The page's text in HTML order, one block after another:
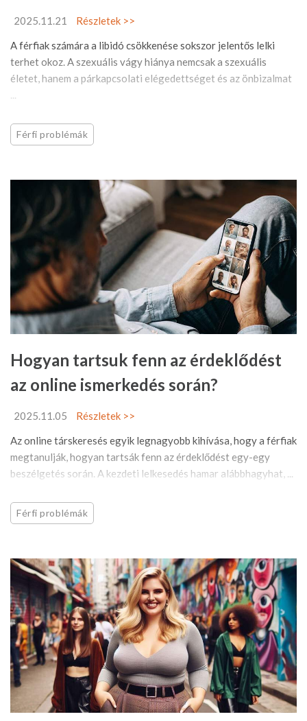
2025.11.21
Részletek >>
A férfiak számára a libidó csökkenése sokszor jelentős lelki
terhet okoz. A szexuális vágy hiánya nemcsak a szexuális
életet, hanem a párkapcsolati elégedettséget és az önbizalmat
Férfi problémák
Hogyan tartsuk fenn az érdeklődést
az online ismerkedés során?
2025.11.05
Részletek >>
Az online társkeresés egyik legnagyobb kihívása, hogy a férfiak
megtanulják, hogyan tartsák fenn az érdeklődést egy-egy
beszélgetés során. A kezdeti lelkesedés hamar alábbhagyhat, ...
Férfi problémák